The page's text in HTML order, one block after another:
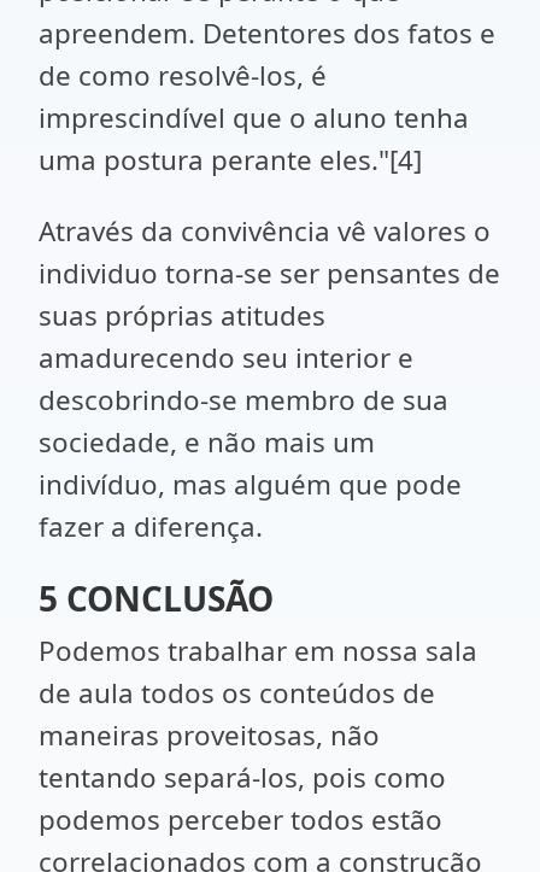
apreendem. Detentores dos fatos e
de como resolvê-los, é
imprescindível que o aluno tenha
uma postura perante eles."[4]
Através da convivência vê valores o
individuo torna-se ser pensantes de
suas próprias atitudes
amadurecendo seu interior e
descobrindo-se membro de sua
sociedade, e não mais um
indivíduo, mas alguém que pode
fazer a diferença.
5 CONCLUSÃO
Podemos trabalhar em nossa sala
de aula todos os conteúdos de
maneiras proveitosas, não
tentando separá-los, pois como
podemos perceber todos estão
correlacionados com a construção